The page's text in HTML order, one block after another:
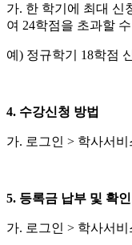
가. 한 학기에 최대 신
여 24학점을 초과할
예 ) 정규학기 18학점
4. 수강신청 방법
가. 로그인 > 학사서비
5. 등록금 납부 및 확
가. 로그인 > 학사서비